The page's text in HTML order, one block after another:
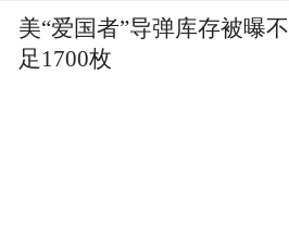
美“爱国者”导弹库存被曝不
足1700枚